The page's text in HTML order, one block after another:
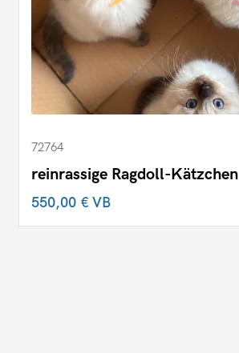
72764
reinrassige Ragdoll-Kätzchen
550,00 €VB